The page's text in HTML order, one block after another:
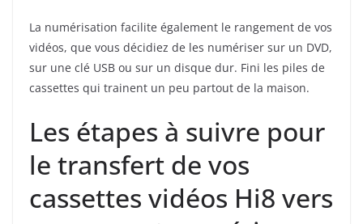
La numérisation facilite également le rangement de vos
vidéos, que vous décidiez de les numériser sur un DVD,
sur une clé USB ou sur un disque dur. Fini les piles de
cassettes qui trainent un peu partout de la maison.
Les étapes à suivre pour
le transfert de vos
cassettes vidéos Hi8 vers